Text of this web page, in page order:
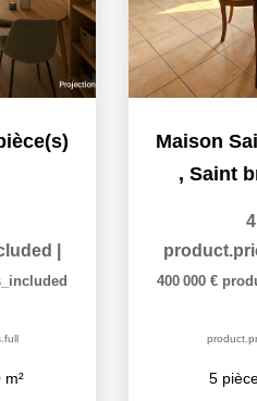
m²
, Saint
400 000 €
5